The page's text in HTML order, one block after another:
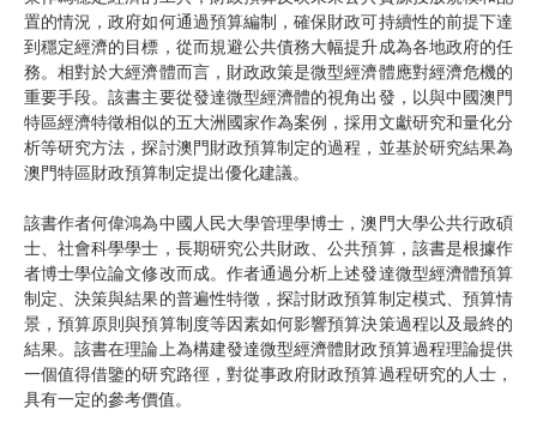
置的情況，政府如何通過預算編制，確保財政可持續性的前提下達
到穩定經濟的目標，從而規避公共債務大幅提升成為各地政府的任
務。相對於大經濟體而言，財政政策是微型經濟體應對經濟危機的
重要手段。該書主要從發達微型經濟體的視角出發，以與中國澳門
特區經濟特徵相似的五大洲國家作為案例，採用文獻研究和量化分
析等研究方法，探討澳門財政預算制定的過程，並基於研究結果為
澳門特區財政預算制定提出優化建議。
該書作者何偉鴻為中國人民大學管理學博士，澳門大學公共行政碩
士、社會科學學士，長期研究公共財政、公共預算，該書是根據作
者博士學位論文修改而成。作者通過分析上述發達微型經濟體預算
制定、決策與結果的普遍性特徵，探討財政預算制定模式、預算情
景，預算原則與預算制度等因素如何影響預算決策過程以及最終的
結果。該書在理論上為構建發達微型經濟體財政預算過程理論提供
一個值得借鑒的研究路徑，對從事政府財政預算過程研究的人士，
具有一定的參考價值。